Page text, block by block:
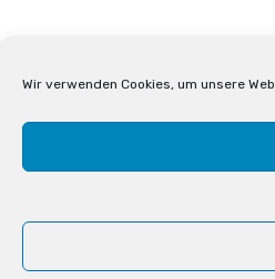
Wir verwenden Cookies, um unsere